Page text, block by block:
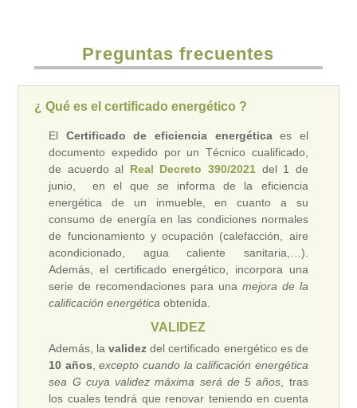
Preguntas frecuentes
¿ Qué es el certificado energético ?
El Certificado de eficiencia energéticaes el
documento expedido por un Técnico cualificado,
de acuerdo al Real Decreto 390/2021 del 1 de
junio, en el que se informa de la eficiencia
energética de un inmueble, en cuanto a su
consumo de energía en las condiciones normales
de funcionamiento y ocupación (calefacción, aire
acondicionado, agua caliente sanitaria,…).
Además, el certificado energético, incorpora una
serie de recomendaciones para una mejora de la
calificación energética obtenida.
VALIDEZ
Además, lavalidez del certificado energético es de
10 años ,excepto cuando la calificación energética
sea G cuya validez máxima será de 5 años , tras
los cuales tendrá que renovar teniendo en cuenta